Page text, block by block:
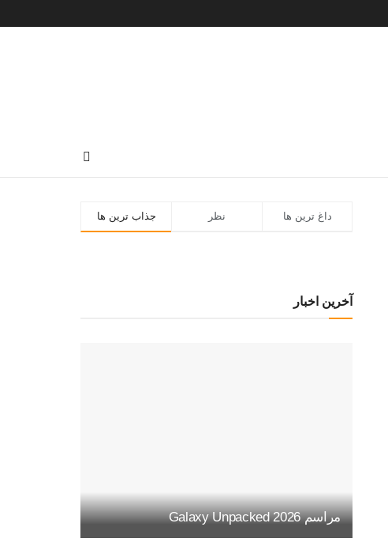
جذاب ترین ها نظر داغ ترین ها
آخرین اخبار
مراسم Galaxy Unpacked 2026